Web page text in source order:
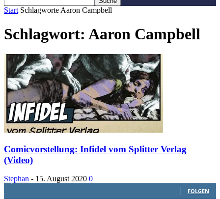
Start Schlagworte Aaron Campbell
Schlagwort: Aaron Campbell
Comicvorstellung: Infidel vom Splitter Verlag
(Video)
Stephan - 15. August 2020 0
1,887 Follower
FOLGEN